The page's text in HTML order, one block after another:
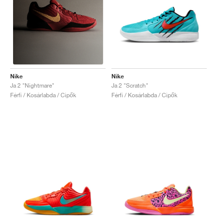
Nike
Ja 2 "Nightmare"
Férfi / Kosárlabda / Cipők
Nike
Ja 2 "Scratch"
Férfi / Kosárlabda / Cipők